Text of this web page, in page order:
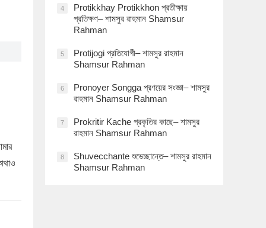
4
Protikkhay Protikkhon প্রতীক্ষায়
প্রতিক্ষণ– শামসুর রাহমান Shamsur
Rahman
5
Protijogi প্রতিযোগী– শামসুর রাহমান
Shamsur Rahman
6
Pronoyer Songga প্রণয়ের সংজ্ঞা– শামসুর
রাহমান Shamsur Rahman
7
Prokritir Kache প্রকৃতির কাছে– শামসুর
রাহমান Shamsur Rahman
8
Shuvecchante শুভেচ্ছান্তে– শামসুর রাহমান
Shamsur Rahman